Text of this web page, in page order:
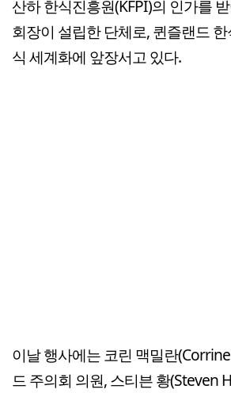
산하 한식진흥원(KFPI)의 인가를
회장이 설립한 단체로, 퀸즐랜드
식 세계화에 앞장서고 있다.
이날 행사에는 코린 맥밀란
드 주의회 의원, 스티븐 황(Steven